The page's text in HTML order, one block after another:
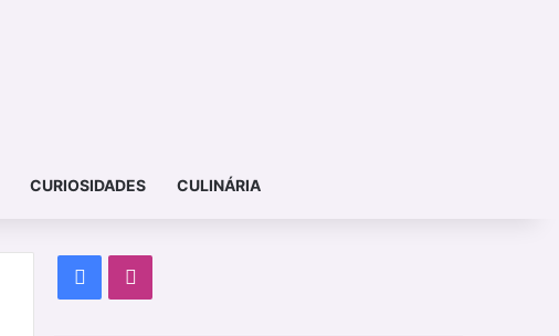
CURIOSIDADES CULINÁRIA
Facebook